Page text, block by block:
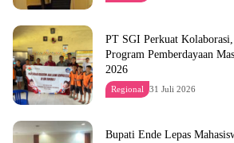
PT SGI Perkuat
Program Pemberdayaan
2026
Regional 31 Juli 2026
Bupati Ende Lepas